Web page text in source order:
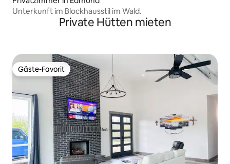
Unterkunft im Blockhausstil im Wald.
Private Hütten mieten
Gäste-Favorit
Gäste-Favorit